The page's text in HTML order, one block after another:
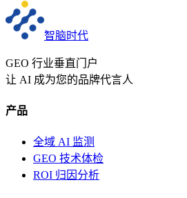
智脑时代
GEO 行业垂直门户
让 AI 成为您的品牌代言人
产品
全域 AI 监测
GEO 技术体检
ROI 归因分析